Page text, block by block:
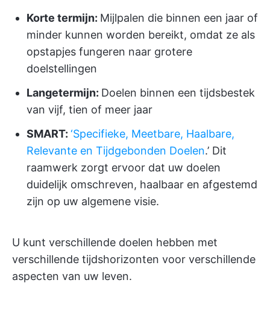
Korte termijn: Mijlpalen die binnen een jaar of
minder kunnen worden bereikt, omdat ze als
opstapjes fungeren naar grotere
doelstellingen
Langetermijn: Doelen binnen een tijdsbestek
van vijf, tien of meer jaar
SMART: ‘Specifieke, Meetbare, Haalbare,
Relevante en Tijdgebonden Doelen.’ Dit
raamwerk zorgt ervoor dat uw doelen
duidelijk omschreven, haalbaar en afgestemd
zijn op uw algemene visie.
U kunt verschillende doelen hebben met
verschillende tijdshorizonten voor verschillende
aspecten van uw leven.